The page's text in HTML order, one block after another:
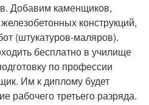
Добавим каменщиков,
конструкций,
(штукатуров-маляров).
бесплатно в училище
по профессии
Им к диплому будет
рабочего третьего разряда.